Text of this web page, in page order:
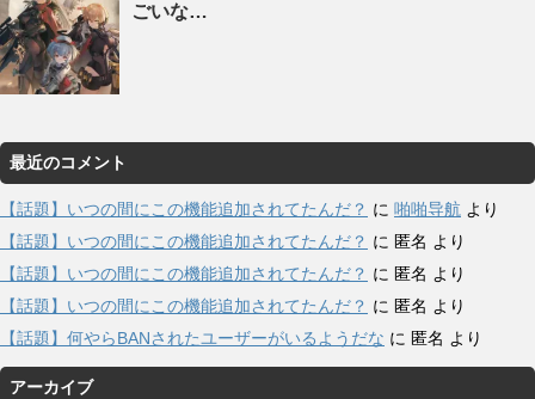
ごいな…
最近のコメント
【話題】いつの間にこの機能追加されてたんだ？ に 啪啪导航 より
【話題】いつの間にこの機能追加されてたんだ？ に 匿名 より
【話題】いつの間にこの機能追加されてたんだ？ に 匿名 より
【話題】いつの間にこの機能追加されてたんだ？ に 匿名 より
【話題】何やらBANされたユーザーがいるようだな に 匿名 より
アーカイブ